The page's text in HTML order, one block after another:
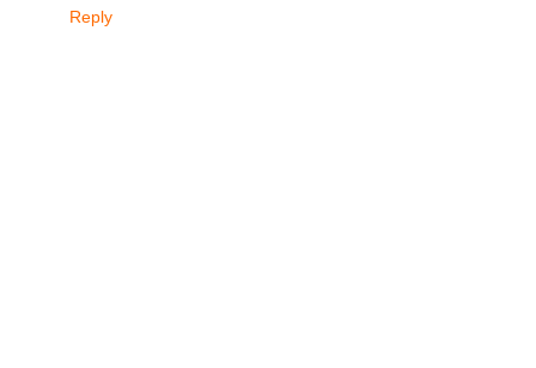
Reply